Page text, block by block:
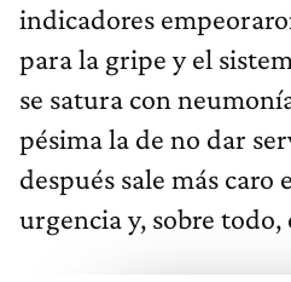
indicadores
para la gripe y el
se satura con
pésima la de no dar
después sale más
urgencia y, sobre todo,